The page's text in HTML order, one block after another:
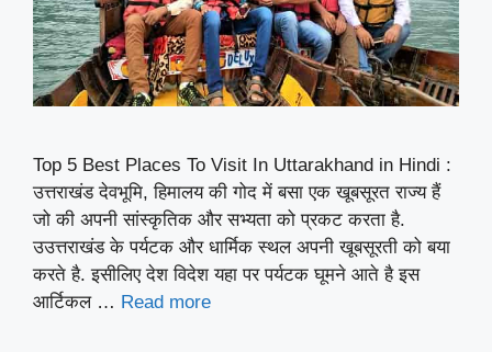
Top 5 Best Places To Visit In Uttarakhand in Hindi :
उत्तराखंड देवभूमि, हिमालय की गोद में बसा एक खूबसूरत राज्य हैं
जो की अपनी सांस्कृतिक और सभ्यता को प्रकट करता है.
उउत्तराखंड के पर्यटक और धार्मिक स्थल अपनी खूबसूरती को बया
करते है. इसीलिए देश विदेश यहा पर पर्यटक घूमने आते है इस
आर्टिकल … Read more